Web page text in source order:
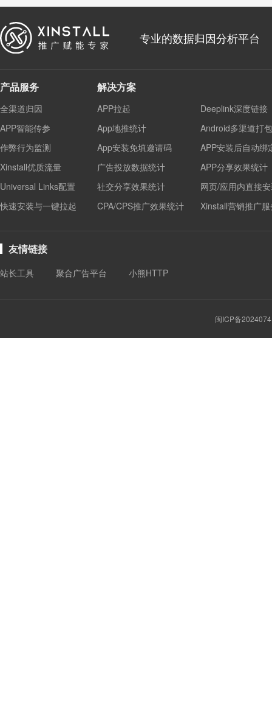
专业的数据归因分析平台
产品服务
全渠道归因
APP智能传参
作弊行为监测
Xinstall优质流量
Universal Links配置
快速安装与一键拉起
解决方案
APP拉起
Deeplink深度链接
App地推统计
Android多渠道打包
App安装免填邀请码
APP安装后自动绑
广告投放数据统计
APP分享效果统计
社交分享效果统计
网页/应用内直接
CPA/CPS推广效果统计
Xinstall营销推广
友情链接
站长工具 聚合广告平台 小熊HTTP
闽ICP备